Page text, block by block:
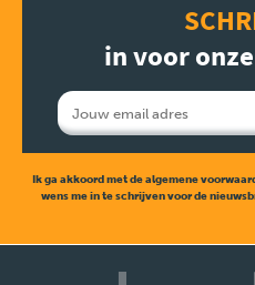
in voor
Ik ga akkoord met de algemene
wens me in te schrijven voor de